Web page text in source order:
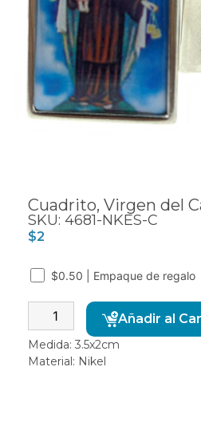
Cuadrito, Virgen del
SKU: 4681-NKES-C
$2
$0.50 | Empaque de regalo
Añadir al
Medida: 3.5x2cm
Material: Nikel